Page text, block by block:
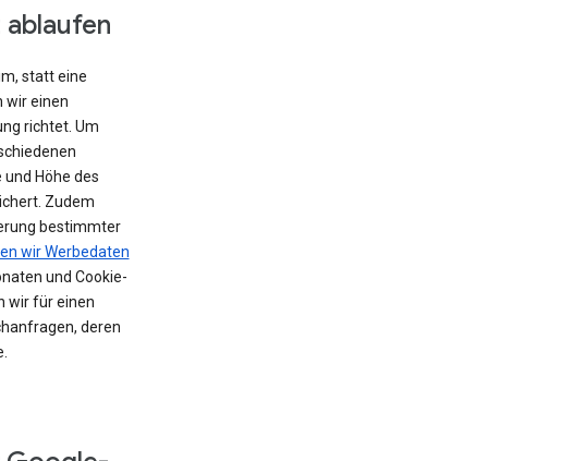
statt eine
wir einen
richtet. Um
Höhe des
Zudem
bestimmter
wir Werbedaten
und Cookie-
wir für einen
deren